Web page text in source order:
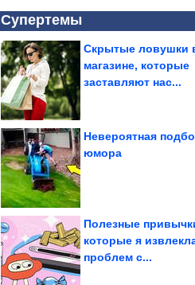
Супертемы
Вещи, без
считалась бедной
Скрытые ловушки
магазине, которые
заставляют нас...
Невероятная
юмора
Полезные
которые я
проблем с...